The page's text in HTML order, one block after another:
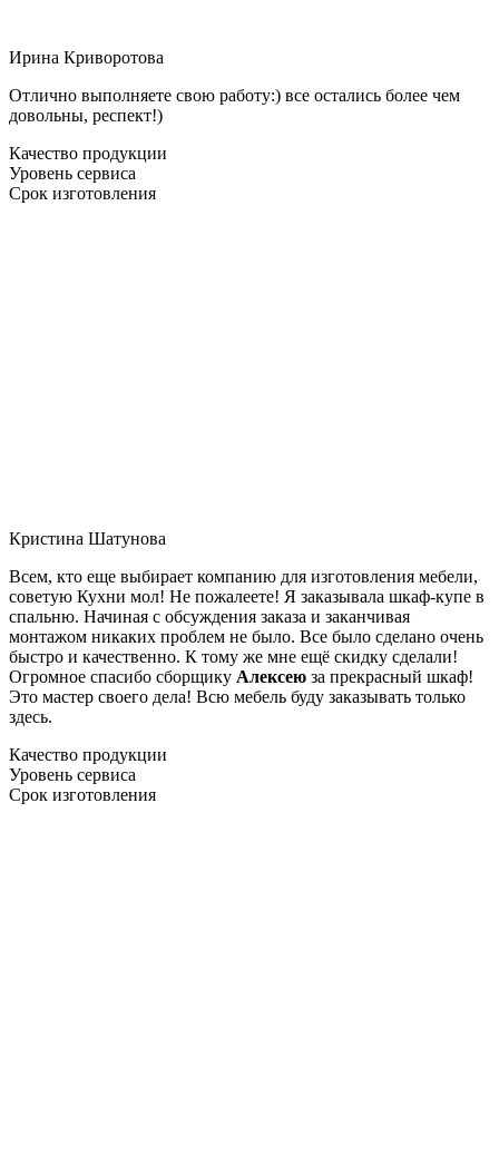
Ирина Криворотова
Отлично выполняете свою работу:) все остались более чем
довольны, респект!)
Качество продукции
Уровень сервиса
Срок изготовления
Кристина Шатунова
Всем, кто еще выбирает компанию для изготовления мебели,
советую Кухни мол! Не пожалеете! Я заказывала шкаф-купе в
спальню. Начиная с обсуждения заказа и заканчивая
монтажом никаких проблем не было. Все было сделано очень
быстро и качественно. К тому же мне ещё скидку сделали!
Огромное спасибо сборщику Алексею за прекрасный шкаф!
Это мастер своего дела! Всю мебель буду заказывать только
здесь.
Качество продукции
Уровень сервиса
Срок изготовления